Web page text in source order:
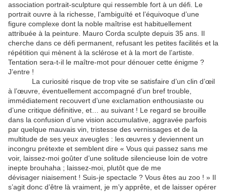
association portrait-sculpture qui ressemble fort à un défi. Le
portrait ouvre à la richesse, l’ambiguïté et l’équivoque d’une
figure complexe dont la noble maîtrise est habituellement
attribuée à la peinture. Mauro Corda sculpte depuis 35 ans. Il
cherche dans ce défi permanent, refusant les petites facilités et la
répétition qui mènent à la sclérose et à la mort de l’artiste.
Tentation sera-t-il le maître-mot pour dénouer cette énigme ?
J’entre !
La curiosité risque de trop vite se satisfaire d’un clin d’œil
à l’œuvre, éventuellement accompagné d’un bref trouble,
immédiatement recouvert d’une exclamation enthousiaste ou
d’une critique définitive, et… au suivant ! Le regard se brouille
dans la confusion d’une vision accumulative, aggravée parfois
par quelque mauvais vin, tristesse des vernissages et de la
multitude de ses yeux aveugles : les œuvres y deviennent un
incongru prétexte et semblent dire « Vous qui passez sans me
voir, laissez-moi goûter d’une solitude silencieuse loin de votre
inepte brouhaha ; laissez-moi, plutôt que de me
dévisager niaisement ! Suis-je spectacle ? Vous êtes au zoo ! » Il
s’agit donc d’être là vraiment, je m’y apprête, et de laisser opérer